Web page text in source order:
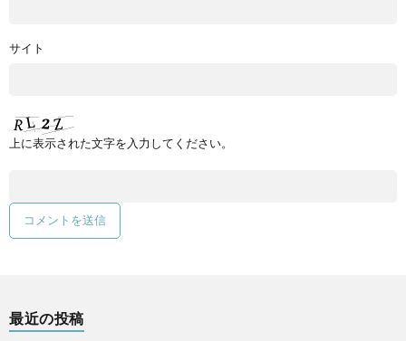
サイト
上に表示された文字を入力してください。
最近の投稿